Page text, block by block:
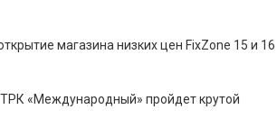
магазина низких цен FixZone 15 и 16
ТРК «Международный» пройдет крутой